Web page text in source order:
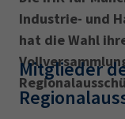
Service &
Über uns
Hier können
Begriffen
34a 34c
Industrie- und
hat die Wahl
Mitglieder